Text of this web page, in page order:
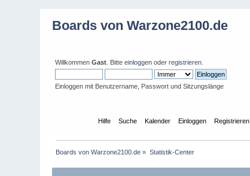
Boards von Warzone2100.de
WillkommenGast . Bitteeinloggen oderregistrieren
Einloggen mit Benutzername, Passwort und Sitzungslänge
Hilfe Suche Kalender Einloggen Registrieren
Boards von Warzone2100.de » Statistik-Center